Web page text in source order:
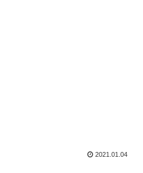
2021.01.04